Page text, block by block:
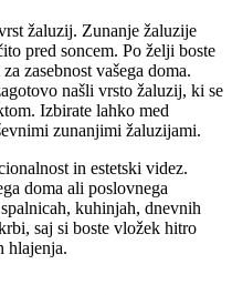
žaluzij. Zunanje žaluzije
pred soncem. Po želji boste
zasebnost vašega doma.
našli vrsto žaluzij, ki se
Izbirate lahko med
zunanjimi žaluzijami.
in estetski videz.
doma ali poslovnega
kuhinjah, dnevnih
saj si boste vložek hitro
hlajenja.